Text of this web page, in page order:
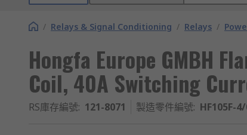
/ Relays & Signal Conditioning / Relays /
Hongfa Europe GMBH
Coil, 40A Switching
RS庫存編號: 121-8071 製造零件編號: HF105F-